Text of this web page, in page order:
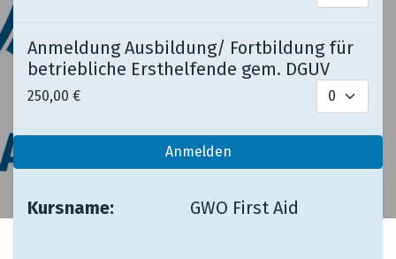
Anmeldung Ausbildung/ Fortbildung für
betriebliche Ersthelfende gem. DGUV
250,00 €
Anmelden
Kursname: ​GWO First Aid